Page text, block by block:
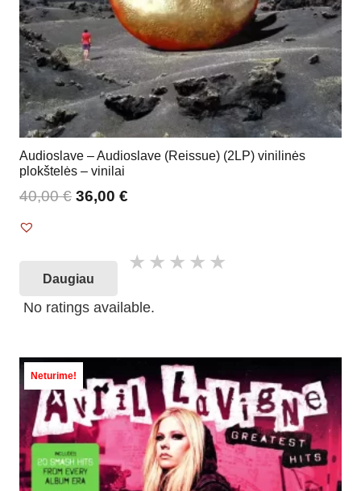
Audioslave – Audioslave (Reissue) (2LP) vinilinės
plokštelės – vinilai
40,00€ 36,00 €
Daugiau
No ratings available.
Neturime!